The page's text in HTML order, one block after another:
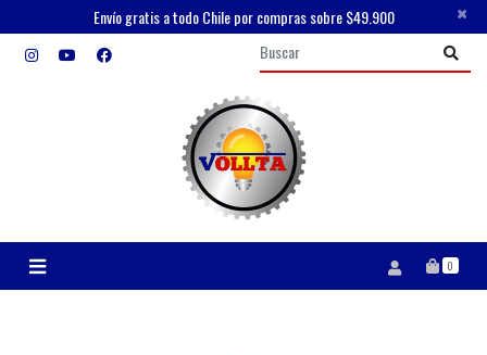
Envío gratis a todo Chile por compras sobre $49.900 ×
0